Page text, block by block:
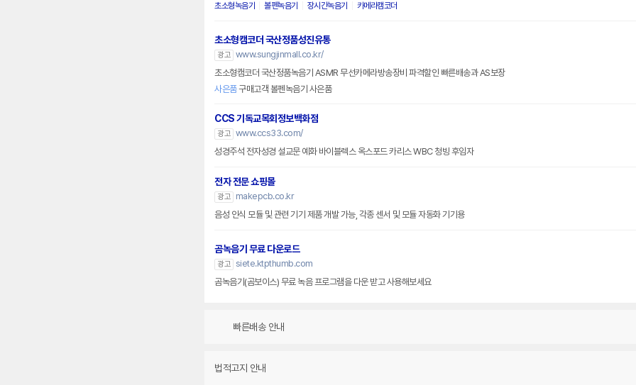
초소형녹음기 볼펜녹음기 장시간녹음기 카메라캠코더
초소형캠코더 국산정품성진유통
광고 www.sungjinmall.co.kr/
초소형캠코더 국산정품녹음기 ASMR 무선카메라방송장비 파격할인 빠른배송과 AS보장
사은품구매고객 볼펜녹음기 사은품
CCS 기독교목회정보백화점
광고 www.ccs33.com/
성경주석 전자성경 설교문 예화 바이블렉스 옥스포드 카리스 WBC 청빙 후임자
전자 전문 쇼핑몰
광고
makepcb.co.kr
음성 인식 모듈 및 관련 기기 제품 개발 가능, 각종 센서 및 모듈 자동화 기기용
곰녹음기 무료 다운로드
광고 siete.ktpthumb.com
곰녹음기(곰보이스) 무료 녹음 프로그램을 다운 받고 사용해보세요
빠른배송 안내
법적고지 안내